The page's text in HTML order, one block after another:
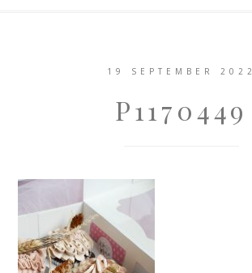
19 SEPTEMBER 2022
P1170449